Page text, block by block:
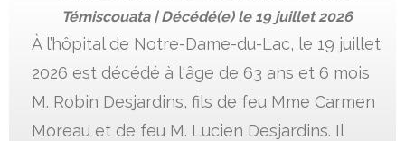
Témiscouata | Décédé(e) le 19 juillet 2026
À l’hôpital de Notre-Dame-du-Lac, le 19 juillet
2026 est décédé à l'âge de 63 ans et 6 mois
M. Robin Desjardins, fils de feu Mme Carmen
Moreau et de feu M. Lucien Desjardins. Il